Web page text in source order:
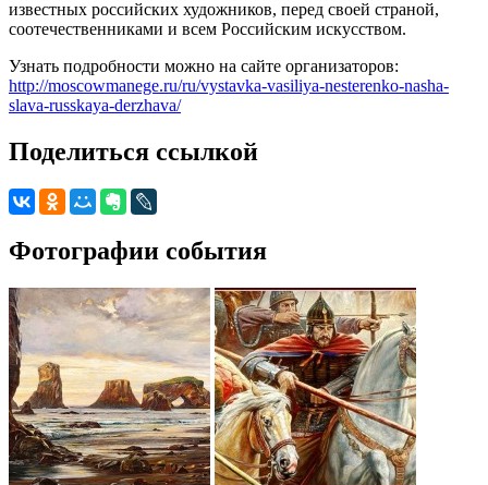
известных российских художников, перед своей страной,
соотечественниками и всем Российским искусством.
Узнать подробности можно на сайте организаторов:
http://moscowmanege.ru/ru/vystavka-vasiliya-nesterenko-nasha-
slava-russkaya-derzhava/
Поделиться ссылкой
Фотографии события